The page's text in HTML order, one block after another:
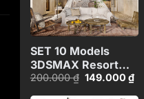
+
SET 10 Models
3DSMAX Resort
Rustic VOL1
200.000₫ Giá
là:
149.000₫Giá
tại